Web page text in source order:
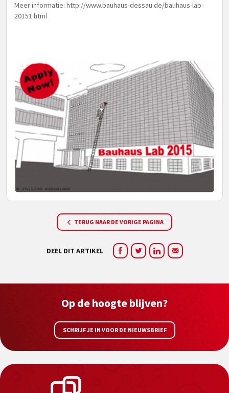
Meer informatie: http://www.bauhaus-dessau.de/bauhaus-lab-
20151.html
TERUG NAAR DE VORIGE PAGINA
DEEL DIT ARTIKEL
Op de hoogte blijven?
SCHRIJF JE IN VOOR DE NIEUWSBRIEF